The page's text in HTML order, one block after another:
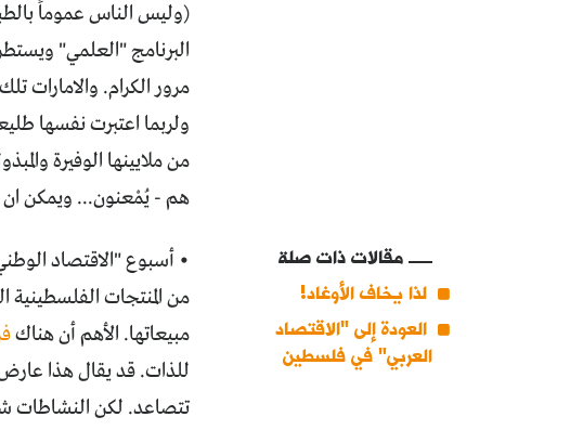
(وليس الناس عموماً
البرنامج "العلمي"
مرور الكرام. والامارات
ولربما اعتبرت نفسها
من ملايينها الوفيرة
هم - يُمْعنون... ويمكن
مقالات ذات صلة
لذا يخاف الأوغاد!
العودة إلى "الاقتصاد
العربي" في فلسطين
• أسبوع "الاقتصاد
من المنتجات
مبيعاتها. الأهم أن هناك
للذات. قد يقال هذا